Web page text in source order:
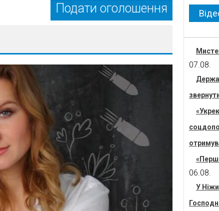
Подати оголошення
07.08.
06.08.
У